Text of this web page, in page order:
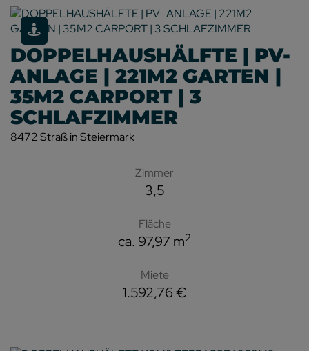
DOPPELHAUSHÄLFTE | PV-
ANLAGE | 221M2 GARTEN |
35M2 CARPORT | 3
SCHLAFZIMMER
8472 Straß in Steiermark
Zimmer
3,5
Fläche
ca. 97,97 m2
Miete
1.592,76 €